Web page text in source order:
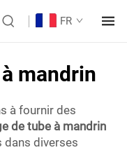
FR
mandrin
à fournir des
de tube à mandrin
diverses